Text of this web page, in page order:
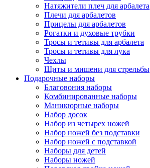
Натяжители плеч для арбалета
Плечи для арбалетов
Прицелы для арбалетов
Рогатки и духовые трубки
Тросы и тетивы для арбалета
Тросы и тетивы для лука
Чехлы
Щиты и мишени для стрельбы
Подарочные наборы
Благовония наборы
Комбинированные наборы
Маникюрные наборы
Набор досок
Набор из четырех ножей
Набор ножей без подставки
Набор ножей с подставкой
Наборы для детей
Наборы ножей